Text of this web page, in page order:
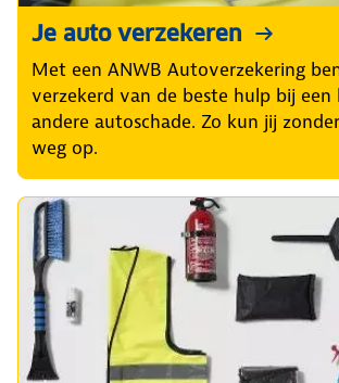
Je auto verzekeren
Met een ANWB Autoverzekering
verzekerd van de beste hulp bij
andere autoschade. Zo kun jij
weg op.